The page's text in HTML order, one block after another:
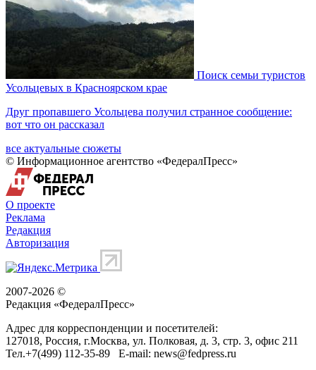
Поиск семьи туристов
Усольцевых в Красноярском крае
Друг пропавшего Усольцева получил странное сообщение:
вот что он рассказал
все актуальные сюжеты
© Информационное агентство «ФедералПресс»
О проекте
Реклама
Редакция
Авторизация
2007-2026 ©
Редакция «ФедералПресс»
Адрес для корреспонденции и посетителей:
127018, Россия, г.Москва, ул. Полковая, д. 3, стр. 3, офис 211
Тел.+7(499) 112-35-89 E-mail: news@fedpress.ru